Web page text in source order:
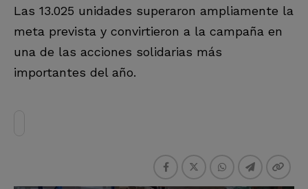
Las 13.025 unidades superaron ampliamente la
meta prevista y convirtieron a la campaña en
una de las acciones solidarias más
importantes del año.